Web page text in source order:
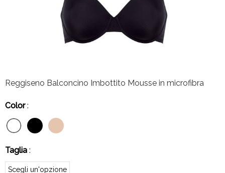
Reggiseno Balconcino Imbottito Mousse in microfibra
Color:
Taglia :